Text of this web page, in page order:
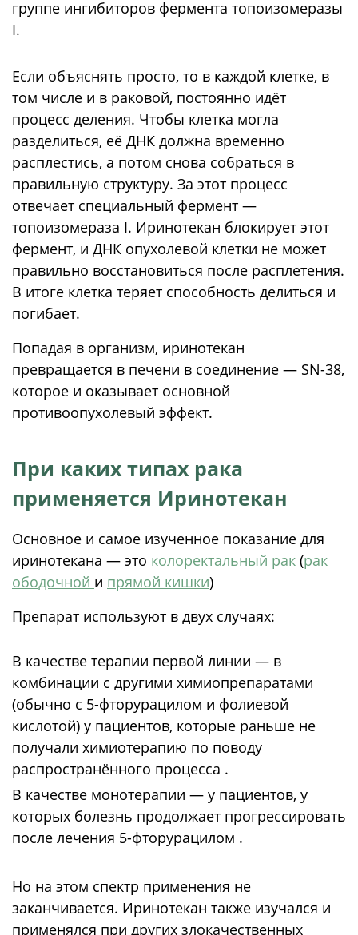
группе ингибиторов фермента топоизомеразы
I.
Если объяснять просто, то в каждой клетке, в
том числе и в раковой, постоянно идёт
процесс деления. Чтобы клетка могла
разделиться, её ДНК должна временно
расплестись, а потом снова собраться в
правильную структуру. За этот процесс
отвечает специальный фермент —
топоизомераза I. Иринотекан блокирует этот
фермент, и ДНК опухолевой клетки не может
правильно восстановиться после расплетения.
В итоге клетка теряет способность делиться и
погибает.
Попадая в организм, иринотекан
превращается в печени в соединение — SN-38,
которое и оказывает основной
противоопухолевый эффект.
При каких типах рака
применяется Иринотекан
Основное и самое изученное показание для
иринотекана — это колоректальный рак (рак
ободочной и прямой кишки)
Препарат используют в двух случаях:
В качестве терапии первой линии — в
комбинации с другими химиопрепаратами
(обычно с 5-фторурацилом и фолиевой
кислотой) у пациентов, которые раньше не
получали химиотерапию по поводу
распространённого процесса .
В качестве монотерапии — у пациентов, у
которых болезнь продолжает прогрессировать
после лечения 5-фторурацилом .
Но на этом спектр применения не
заканчивается. Иринотекан также изучался и
применялся при других злокачественных